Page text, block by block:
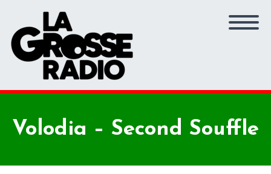
Volodia – Second Souffle